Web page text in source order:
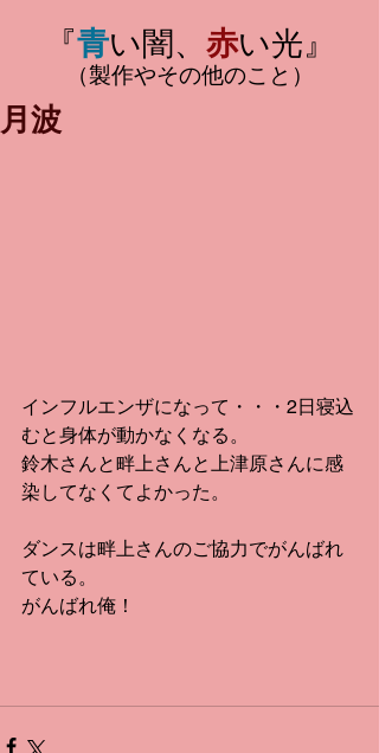
『青い闇、 赤い光』
（製作やその他のこと）
月波
インフルエンザになって・・・2日寝込
むと身体が動かなくなる。
鈴木さんと畔上さんと上津原さんに感
染してなくてよかった。
ダンスは畔上さんのご協力でがんばれ
ている。
がんばれ俺！